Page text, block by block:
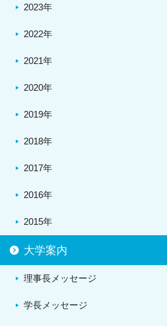
2023年
2022年
2021年
2020年
2019年
2018年
2017年
2016年
2015年
大学案内
理事長メッセージ
学長メッセージ